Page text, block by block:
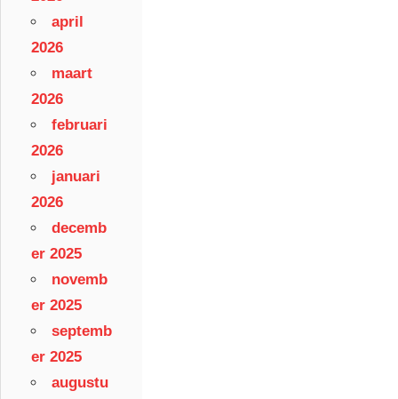
april
2026
maart
2026
februari
2026
januari
2026
decemb
er 2025
novemb
er 2025
septemb
er 2025
augustu